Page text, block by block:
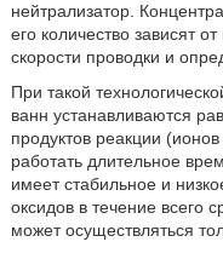
нейтрализатор.
его количество зависят
скорости проводки и
При такой
ванн устанавливаются
продуктов реакции (ионов
работать длительное
имеет стабильное и
оксидов в течение всего
может осуществляться